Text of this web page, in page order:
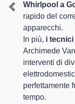
Whirlpool a
rapido del
apparecchi.
In più, i
Archimede
interventi di
perfettamente
tempo.
Previous